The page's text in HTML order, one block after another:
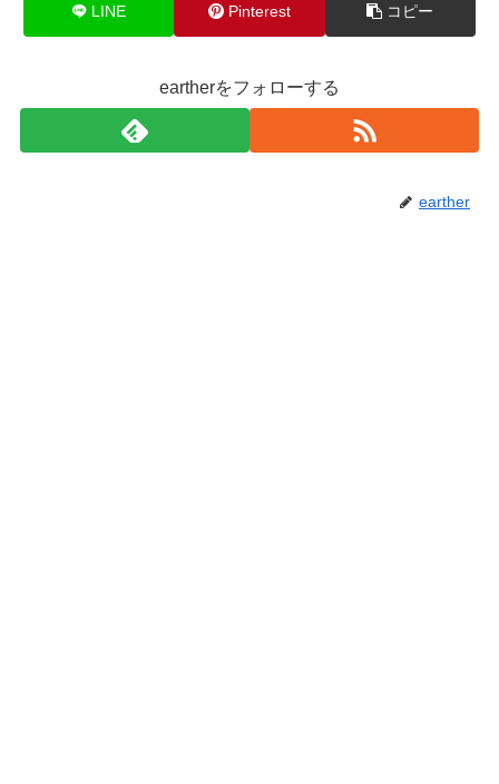
LINE Pinterest コピー
eartherをフォローする
earther